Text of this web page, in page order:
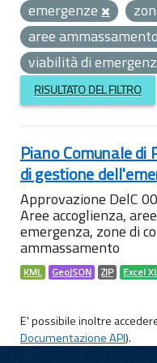
emergenze
aree ammassamento
viabilità di
RISULTATO DEL FILTRO
Piano Comunale di
di gestione
Approvazione DelC
Aree accoglienza,
emergenza, zone di
ammassamento
KML GeoJSON ZIP Excel
E' possibile inoltre
Documentazione API).